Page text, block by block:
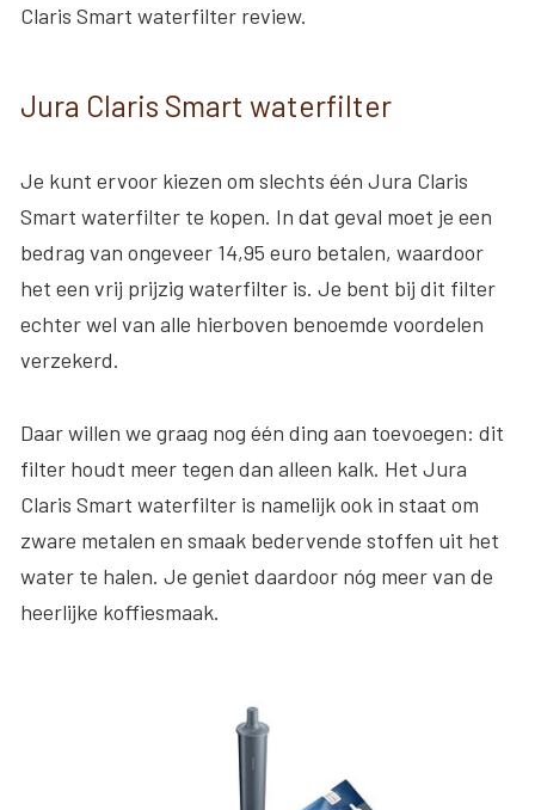
Claris Smart waterfilter review.
Jura Claris Smart waterfilter
Je kunt ervoor kiezen om slechts één Jura Claris
Smart waterfilter te kopen. In dat geval moet je een
bedrag van ongeveer 14,95 euro betalen, waardoor
het een vrij prijzig waterfilter is. Je bent bij dit filter
echter wel van alle hierboven benoemde voordelen
verzekerd.
Daar willen we graag nog één ding aan toevoegen: dit
filter houdt meer tegen dan alleen kalk. Het Jura
Claris Smart waterfilter is namelijk ook in staat om
zware metalen en smaak bedervende stoffen uit het
water te halen. Je geniet daardoor nóg meer van de
heerlijke koffiesmaak.